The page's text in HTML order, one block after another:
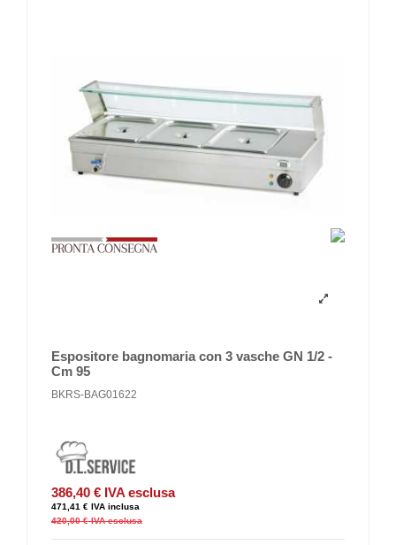
Espositore bagnomaria con 3 vasche GN 1/2 -
Cm 95
BKRS-BAG01622
386,40 € IVA esclusa
471,41 € IVA inclusa
420,00 € IVA esclusa